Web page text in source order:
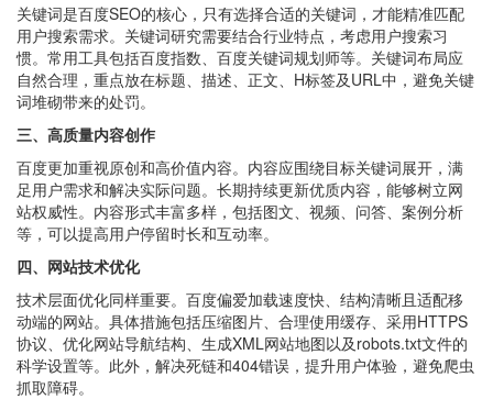
关键词是百度SEO的核心，只有选择合适的关键词，才能精准匹配
用户搜索需求。关键词研究需要结合行业特点，考虑用户搜索习
惯。常用工具包括百度指数、百度关键词规划师等。关键词布局应
自然合理，重点放在标题、描述、正文、H标签及URL中，避免关键
词堆砌带来的处罚。
三、高质量内容创作
百度更加重视原创和高价值内容。内容应围绕目标关键词展开，满
足用户需求和解决实际问题。长期持续更新优质内容，能够树立网
站权威性。内容形式丰富多样，包括图文、视频、问答、案例分析
等，可以提高用户停留时长和互动率。
四、网站技术优化
技术层面优化同样重要。百度偏爱加载速度快、结构清晰且适配移
动端的网站。具体措施包括压缩图片、合理使用缓存、采用HTTPS
协议、优化网站导航结构、生成XML网站地图以及robots.txt文件的
科学设置等。此外，解决死链和404错误，提升用户体验，避免爬虫
抓取障碍。